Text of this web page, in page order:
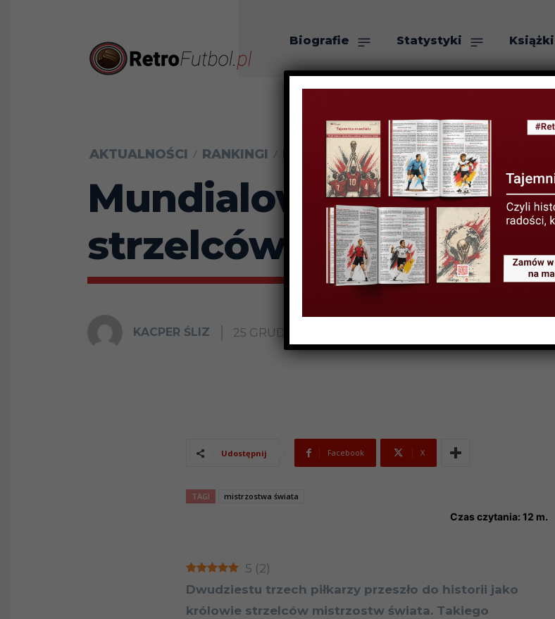
Biografie Statystyki Książki
O nas
AKTUALNOŚCI RANKINGI HISTORIA TURNIEJÓW PIŁKARSKICH
Mundialowi władcy
strzelców mistrzostw
KACPER ŚLIZ 25 GRUDNIA 2022
Udostępnij Facebook X
TAGI mistrzostwa świata
Czas czytania: 12 m.
5 (2)
Dwudziestu trzech piłkarzy przeszło do historii jako
królowie strzelców mistrzostw świata. Takiego